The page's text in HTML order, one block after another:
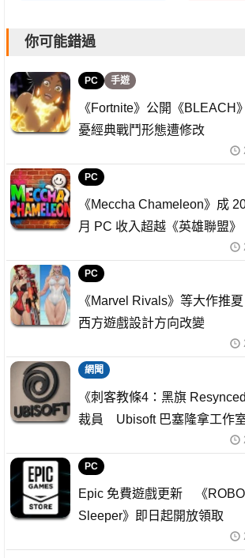
你可能錯過
PC 手遊
《Fortnite》公開《
憂經典戰鬥形態遭修改
PC
《Meccha Chameleon》成
月 PC 收入超越《英雄聯盟》
PC
《Marvel Rivals》等大作推
西方遊戲設計方向改變
網聞
《刺客教條4：黑旗
裁員 Ubisoft 巴塞隆拿工作
PC
Epic 免費遊戲更新 《
Sleeper》即日起開放領取